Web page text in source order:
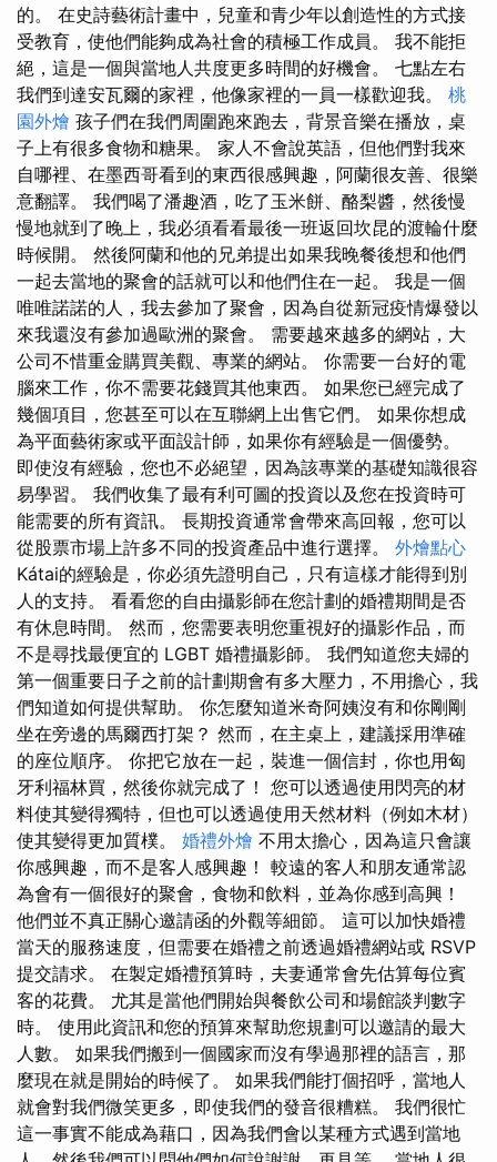
的。 在史詩藝術計畫中，兒童和青少年以創造性的方式接
受教育，使他們能夠成為社會的積極工作成員。 我不能拒
絕，這是一個與當地人共度更多時間的好機會。 七點左右
我們到達安瓦爾的家裡，他像家裡的一員一樣歡迎我。 桃
園外燴 孩子們在我們周圍跑來跑去，背景音樂在播放，桌
子上有很多食物和糖果。 家人不會說英語，但他們對我來
自哪裡、在墨西哥看到的東西很感興趣，阿蘭很友善、很樂
意翻譯。 我們喝了潘趣酒，吃了玉米餅、酪梨醬，然後慢
慢地就到了晚上，我必須看看最後一班返回坎昆的渡輪什麼
時候開。 然後阿蘭和他的兄弟提出如果我晚餐後想和他們
一起去當地的聚會的話就可以和他們住在一起。 我是一個
唯唯諾諾的人，我去參加了聚會，因為自從新冠疫情爆發以
來我還沒有參加過歐洲的聚會。 需要越來越多的網站，大
公司不惜重金購買美觀、專業的網站。 你需要一台好的電
腦來工作，你不需要花錢買其他東西。 如果您已經完成了
幾個項目，您甚至可以在互聯網上出售它們。 如果你想成
為平面藝術家或平面設計師，如果你有經驗是一個優勢。
即使沒有經驗，您也不必絕望，因為該專業的基礎知識很容
易學習。 我們收集了最有利可圖的投資以及您在投資時可
能需要的所有資訊。 長期投資通常會帶來高回報，您可以
從股票市場上許多不同的投資產品中進行選擇。 外燴點心
Kátai的經驗是，你必須先證明自己，只有這樣才能得到別
人的支持。 看看您的自由攝影師在您計劃的婚禮期間是否
有休息時間。 然而，您需要表明您重視好的攝影作品，而
不是尋找最便宜的 LGBT 婚禮攝影師。 我們知道您夫婦的
第一個重要日子之前的計劃期會有多大壓力，不用擔心，我
們知道如何提供幫助。 你怎麼知道米奇阿姨沒有和你剛剛
坐在旁邊的馬爾西打架？ 然而，在主桌上，建議採用準確
的座位順序。 你把它放在一起，裝進一個信封，你也用匈
牙利福林買，然後你就完成了！ 您可以透過使用閃亮的材
料使其變得獨特，但也可以透過使用天然材料（例如木材）
使其變得更加質樸。 婚禮外燴 不用太擔心，因為這只會讓
你感興趣，而不是客人感興趣！ 較遠的客人和朋友通常認
為會有一個很好的聚會，食物和飲料，並為你感到高興！
他們並不真正關心邀請函的外觀等細節。 這可以加快婚禮
當天的服務速度，但需要在婚禮之前透過婚禮網站或 RSVP
提交請求。 在製定婚禮預算時，夫妻通常會先估算每位賓
客的花費。 尤其是當他們開始與餐飲公司和場館談判數字
時。 使用此資訊和您的預算來幫助您規劃可以邀請的最大
人數。 如果我們搬到一個國家而沒有學過那裡的語言，那
麼現在就是開始的時候了。 如果我們能打個招呼，當地人
就會對我們微笑更多，即使我們的發音很糟糕。 我們很忙
這一事實不能成為藉口，因為我們會以某種方式遇到當地